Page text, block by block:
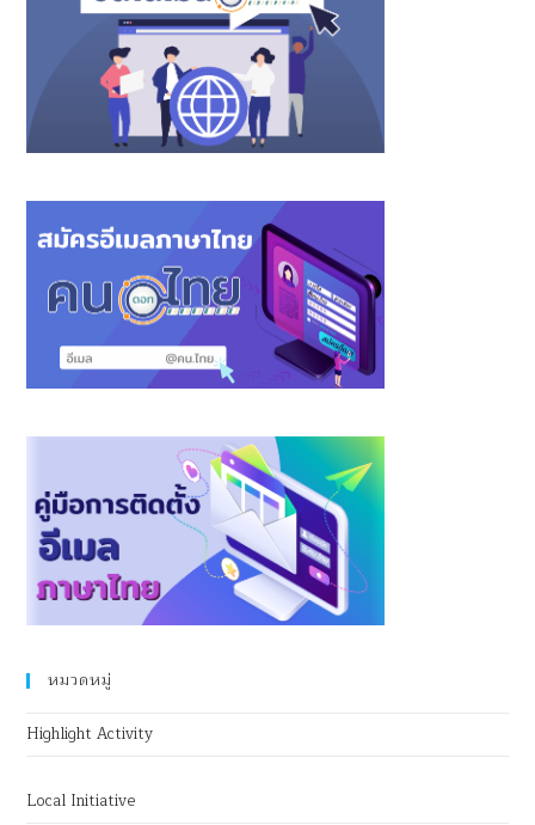
หมวดหมู่
Highlight Activity
Local Initiative